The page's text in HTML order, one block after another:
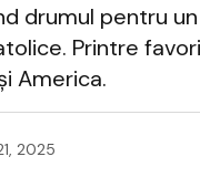
drumul pentru
Printre
America.
2025